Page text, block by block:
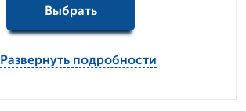
Выбрать
Развернуть подробности